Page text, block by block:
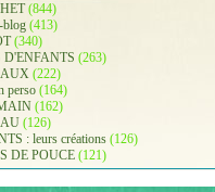
(844)
blog (413)
(340)
D'ENFANTS (263)
(222)
perso (164)
(162)
(126)
: leurs créations (126)
DE POUCE (121)